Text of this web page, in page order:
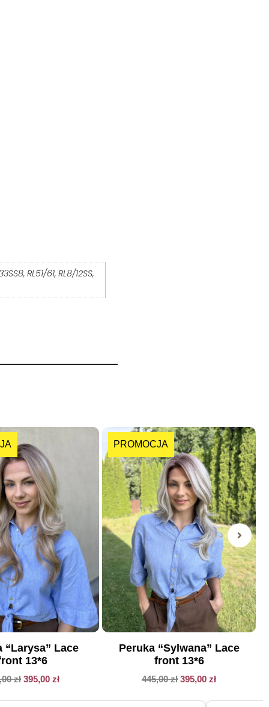
RL51/61, RL8/12SS,
“Larysa” Lace
13*6
zł 395,00 zł
PROMOCJA
Peruka “Sylwana” Lace
front 13*6
445,00zł 395,00 zł